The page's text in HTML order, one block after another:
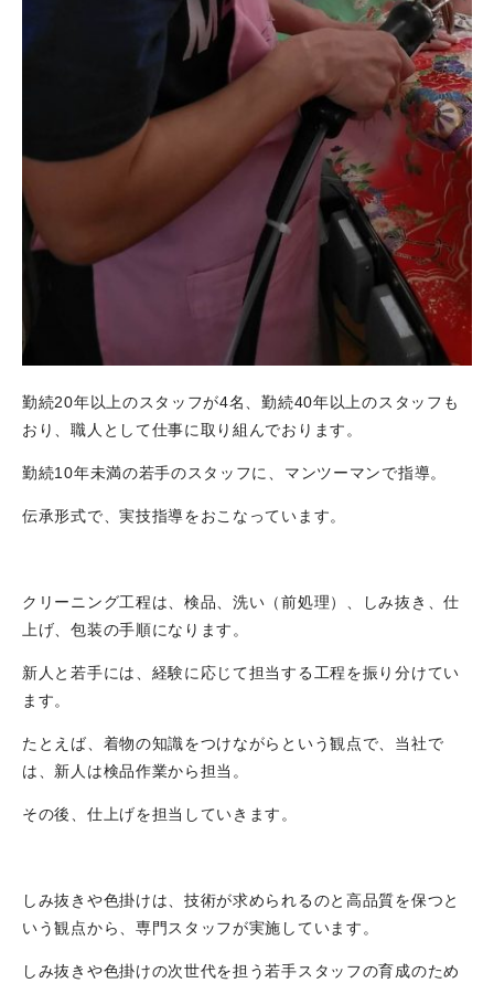
勤続20年以上のスタッフが4名、勤続40年以上のスタッフも
おり、職人として仕事に取り組んでおります。
勤続10年未満の若手のスタッフに、マンツーマンで指導。
伝承形式で、実技指導をおこなっています。
クリーニング工程は、検品、洗い（前処理）、しみ抜き、仕
上げ、包装の手順になります。
新人と若手には、経験に応じて担当する工程を振り分けてい
ます。
たとえば、着物の知識をつけながらという観点で、当社で
は、新人は検品作業から担当。
その後、仕上げを担当していきます。
しみ抜きや色掛けは、技術が求められるのと高品質を保つと
いう観点から、専門スタッフが実施しています。
しみ抜きや色掛けの次世代を担う若手スタッフの育成のため